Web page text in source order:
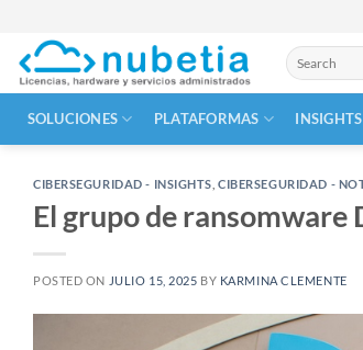
content
Buscar
por:
SOLUCIONES PLATAFORMAS INSIGHTS
CIBERSEGURIDAD - INSIGHTS ,CIBERSEGURIDAD -
El grupo de ransomware
POSTED ON JULIO 15, 2025 BY KARMINA CLEMENTE